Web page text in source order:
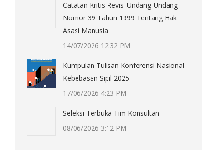
Catatan Kritis Revisi Undang-Undang
Nomor 39 Tahun 1999 Tentang Hak
Asasi Manusia
14/07/2026 12:32 PM
Kumpulan Tulisan Konferensi Nasional
Kebebasan Sipil 2025
17/06/2026 4:23 PM
Seleksi Terbuka Tim Konsultan
08/06/2026 3:12 PM